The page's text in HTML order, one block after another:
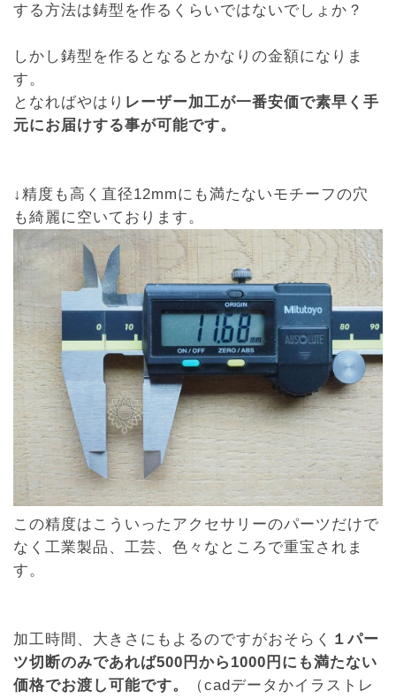
する方法は鋳型を作るくらいではないでしょか？
しかし鋳型を作るとなるとかなりの金額になりま
す。
となればやはり レーザー加工が一番安価で素早く手
元にお届けする事が可能です。
↓精度も高く直径12mmにも満たないモチーフの穴
も綺麗に空いております。
この精度はこういったアクセサリーのパーツだけで
なく工業製品、工芸、色々なところで重宝されま
す。
加工時間、大きさにもよるのですがおそらく １パー
ツ切断のみであれば500円から1000円にも満たない
価格でお渡し可能です。
（cadデータかイラストレ